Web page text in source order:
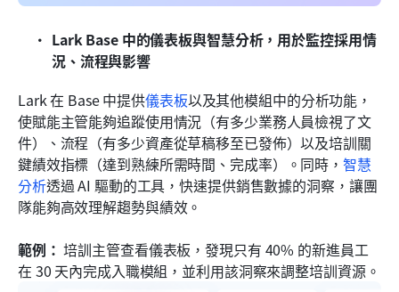
Lark Base 中的儀表板與智慧分析，用於監控採用情
況、流程與影響
Lark 在 Base 中提供儀表板以及其他模組中的分析功能，
使賦能主管能夠追蹤使用情況（有多少業務人員檢視了文
件）、流程（有多少資產從草稿移至已發佈）以及培訓關
鍵績效指標（達到熟練所需時間、完成率）。同時，智慧
分析透過 AI 驅動的工具，快速提供銷售數據的洞察，讓團
隊能夠高效理解趨勢與績效。
範例： 培訓主管查看儀表板，發現只有 40% 的新進員工
在 30 天內完成入職模組，並利用該洞察來調整培訓資源。